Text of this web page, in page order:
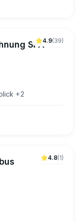
4.9(39)
SPA
·+2
4.8(1)